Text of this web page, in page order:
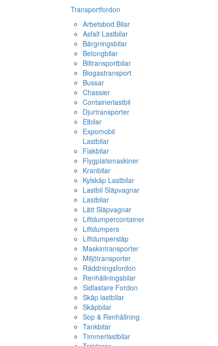
Transportfordon
Arbetsbod Bilar
Asfalt Lastbilar
Bärgningsbilar
Betongbilar
Biltransportbilar
Biogastransport
Bussar
Chassier
Containerlastbil
Djurtransporter
Elbilar
Expomobil
Lastbilar
Flakbilar
Flygplatsmaskiner
Kranbilar
Kylskåp Lastbilar
Lastbil Släpvagnar
Lastbilar
Lätt Släpvagnar
Liftdumpercontainer
Liftdumpers
Liftdumpersläp
Maskintransporter
Miljötransporter
Räddningsfordon
Renhållningsbilar
Sidlastare Fordon
Skåp lastbilar
Skåpbilar
Sop & Renhållning
Tankbilar
Timmerlastbilar